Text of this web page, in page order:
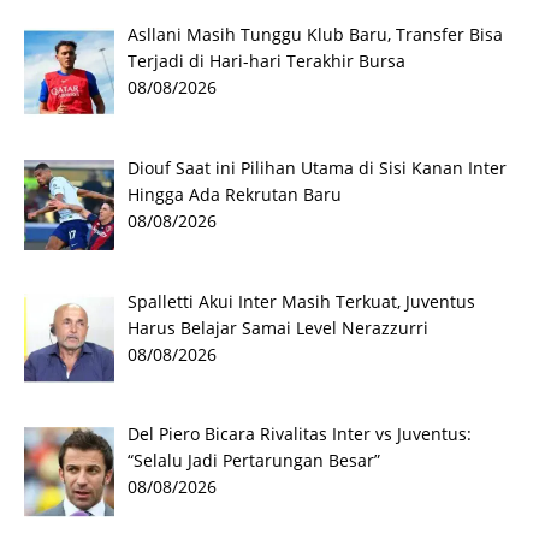
Asllani Masih Tunggu Klub Baru, Transfer Bisa
Terjadi di Hari-hari Terakhir Bursa
08/08/2026
Diouf Saat ini Pilihan Utama di Sisi Kanan Inter
Hingga Ada Rekrutan Baru
08/08/2026
Spalletti Akui Inter Masih Terkuat, Juventus
Harus Belajar Samai Level Nerazzurri
08/08/2026
Del Piero Bicara Rivalitas Inter vs Juventus:
“Selalu Jadi Pertarungan Besar”
08/08/2026